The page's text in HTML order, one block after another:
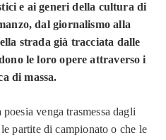
e ai generi della cultura di
dal giornalismo alla
strada già tracciata dalle
le loro opere attraverso i
di massa.
venga trasmessa dagli
partite di campionato o che le